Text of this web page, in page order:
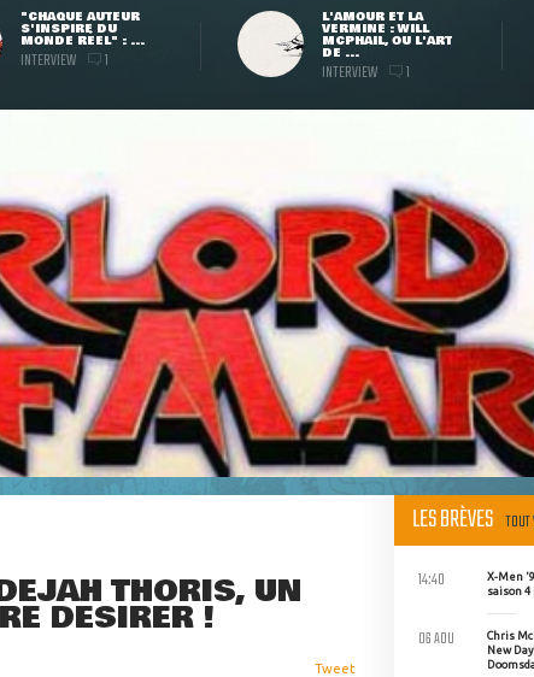
"CHAQUE AUTEUR
S'INSPIRE DU
MONDE RÉEL" : ...
INTERVIEW 1
L'AMOUR ET LA
VERMINE : WILL
MCPHAIL, OU L'ART
DE ...
INTERVIEW 1
THORIS, UN
DÉSIRER !
Tweet
LES BRÈVES
X-Men
saison 4
14:40
Chris
New
06 AOU